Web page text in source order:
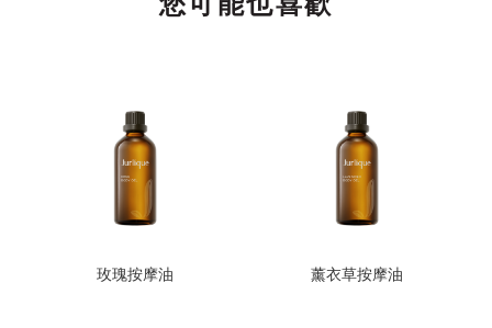
玫瑰按摩油 薰衣草按摩油